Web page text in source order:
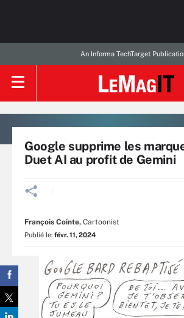
An Informa TechTarget
Google supprime les
Duet AI au profit de Gemini
François Cointe, Cartoonist
Publié le: févr. 11, 2024